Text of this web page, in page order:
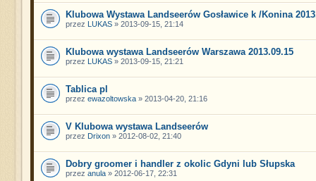
Klubowa Wystawa Landseerów Gosławice k /Konina
przez LUKAS» 2013-09-15, 21:14
Klubowa wystawa Landseerów Warszawa 2013.09.15
przez LUKAS» 2013-09-15, 21:21
Tablica pl
przez ewazoltowska» 2013-04-20, 21:16
V Klubowa wystawa Landseerów
przez Drixon» 2012-08-02, 21:40
Dobry groomer i handler z okolic Gdyni lub Słupska
przez anula» 2012-06-17, 22:31